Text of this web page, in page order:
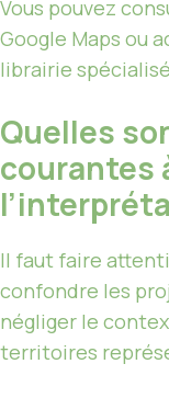
Vous pouvez
Google Maps ou
librairie
Quelles
courantes
Il faut faire
confondre les
négliger le
territoires